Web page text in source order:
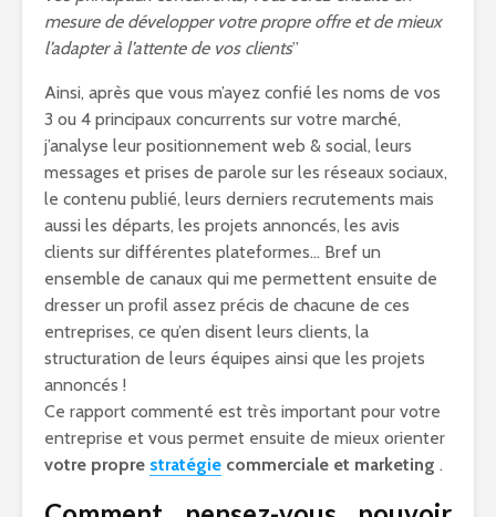
mesure de développer votre propre offre et de mieux
l’adapter à l’attente de vos clients”
Ainsi, après que vous m’ayez confié les noms de vos
3 ou 4 principaux concurrents sur votre marché,
j’analyse leur positionnement web & social, leurs
messages et prises de parole sur les réseaux sociaux,
le contenu publié, leurs derniers recrutements mais
aussi les départs, les projets annoncés, les avis
clients sur différentes plateformes… Bref un
ensemble de canaux qui me permettent ensuite de
dresser un profil assez précis de chacune de ces
entreprises, ce qu’en disent leurs clients, la
structuration de leurs équipes ainsi que les projets
annoncés !
Ce rapport commenté est très important pour votre
entreprise et vous permet ensuite de mieux orienter
votre propre stratégie commerciale et marketing .